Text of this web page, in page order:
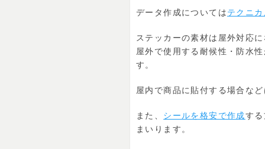
データ作成についてはテクニ
ステッカーの素材は屋外対応
屋外で使用する耐候性・防水
す。
屋内で商品に貼付する場合な
また、 シールを格安で作成す
まいります。